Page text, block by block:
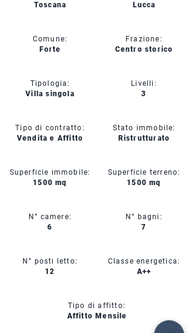
Toscana
Comune:
Forte
Tipologia:
Villa singola
Tipo di contratto:
Vendita e Affitto
Superficie immobile:
1500 mq
N° camere:
6
N° posti letto:
12
Lucca
Frazione:
Centro storico
Livelli:
3
Stato immobile:
Ristrutturato
Superficie terreno:
1500 mq
N° bagni:
7
Classe energetica:
A++
Tipo di affitto:
Affitto Mensile